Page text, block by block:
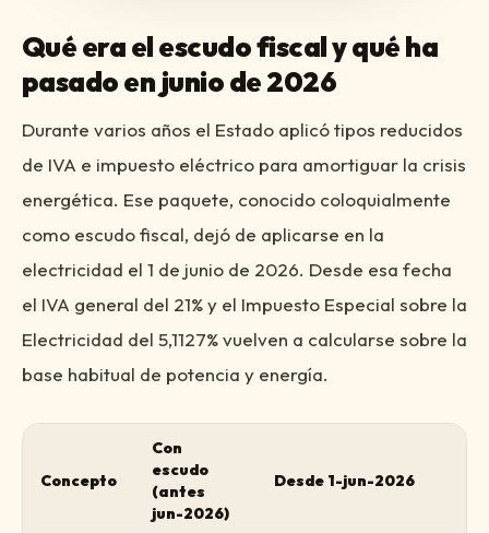
Qué era el escudo fiscal y qué ha
pasado en junio de 2026
Durante varios años el Estado aplicó tipos reducidos
de IVA e impuesto eléctrico para amortiguar la crisis
energética. Ese paquete, conocido coloquialmente
como escudo fiscal, dejó de aplicarse en la
electricidad el 1 de junio de 2026. Desde esa fecha
el IVA general del 21% y el Impuesto Especial sobre la
Electricidad del 5,1127% vuelven a calcularse sobre la
base habitual de potencia y energía.
Concepto
Con
escudo
(antes
jun-2026)
Desde 1-jun-2026